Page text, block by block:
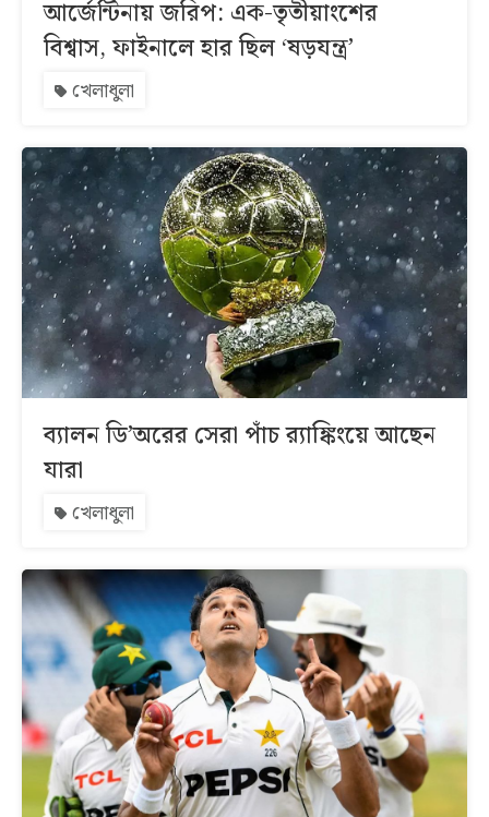
আর্জেন্টিনায় জরিপ: এক-তৃতীয়াংশের
বিশ্বাস, ফাইনালে হার ছিল ‘ষড়যন্ত্র’
খেলাধুলা
ব্যালন ডি’অরের সেরা পাঁচ র‌্যাঙ্কিংয়ে আছেন
যারা
খেলাধুলা